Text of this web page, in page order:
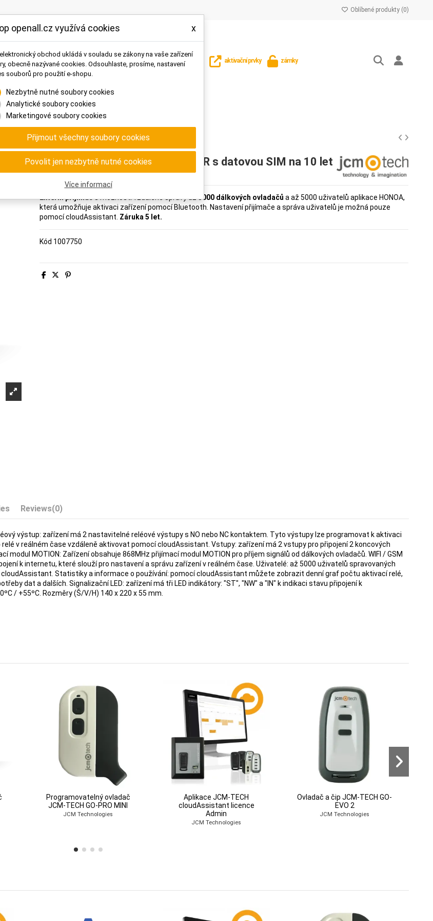
Oblíbené produkty (0)
bezpečnostní prvky přístupové systémy hardware a licence aktivační prvky zámky
Přijímač JCM-TECH HONOADOOR s datovou SIM na 10 let
Přijímač JCM-TECH HONOADOOR s datovou SIM na 10 let
Externí přijímačs možností vzdálené správy až5000 dálkových ovladačů a až 5000 uživatelů aplikace HONOA,
která umožňuje aktivaci zařízení pomocí Bluetooth. Nastavení přijímače a správa uživatelů je možná pouze
pomocí cloudAssistant. Záruka 5 let.
Kód 1007750
Reviews(0)
výstup: zařízení má 2 nastavitelné reléové výstupy s NO nebo NC kontaktem. Tyto výstupy lze programovat k aktivaci
v reálném čase vzdáleně aktivovat pomocí cloudAssistant. Vstupy: zařízení má 2 vstupy pro připojení 2 koncových
MOTION: Zařízení obsahuje 868MHz přijímací modul MOTION pro příjem signálů od dálkových ovladačů. WIFI / GSM
k internetu, které slouží pro nastavení a správu zařízení v reálném čase. Uživatelé: až 5000 uživatelů spravovaných
Statistiky a informace o používání: pomocí cloudAssistant můžete zobrazit denní graf počtu aktivací relé,
dat a dalších. Signalizační LED: zařízení má tři LED indikátory: "ST", "NW" a "IN" k indikaci stavu připojení k
/ +55ºC. Rozměry (Š/V/H) 140 x 220 x 55 mm.
Programovatelný ovladač
JCM-TECH GO-PRO MINI
JCM Technologies
Aplikace JCM-TECH
cloudAssistant licence
Admin
JCM Technologies
Ovladač a čip JCM-TECH GO-
EVO 2
JCM Technologies
openall.cz využívá cookies x
obchod ukládá v souladu se zákony na vaše zařízení
obecně nazývané cookies. Odsouhlaste, prosíme, nastavení
souborů pro použití e-shopu.
Nezbytně nutné soubory cookies
Analytické soubory cookies
Marketingové soubory cookies
Přijmout všechny soubory cookies
Povolit jen nezbytně nutné cookies
Více informací